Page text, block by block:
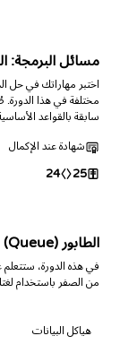
مسائل البرمجة:
اختبر مهاراتك في حل
مختلفة في هذا
سابقة بالقواعد
شهادة عند الإكمال
25
24
الطابور (Queue) - سلسلة هياكل البيانات #2
من الصفر باستخدام
هياكل البيانات